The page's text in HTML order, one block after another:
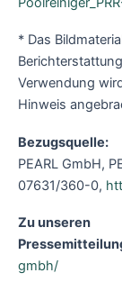
* Das
Verwendung
Hinweis
Bezugsquelle:
PEARL GmbH,
07631/360-0,
Zu unseren
gmbh/